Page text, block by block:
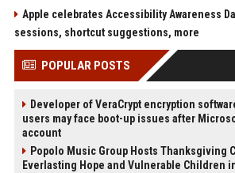
Apple celebrates Accessibility Awareness
sessions, shortcut suggestions, more
POPULAR POSTS
Developer of VeraCrypt encryption
users may face boot-up issues after
account
Popolo Music Group Hosts Thanksgiving
Everlasting Hope and Vulnerable Children